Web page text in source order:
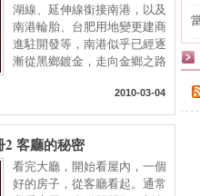
湖線、延伸線銜接南港，以及
南港輪胎、台肥用地變更建商
進駐開發等，南港似乎已經逐
漸從黑鄉鍍金，走向金鄉之路
2010-03-04
2 客廳的秘密
看完大廳，開始看屋內，一個
好的房子，從客廳看起。通常